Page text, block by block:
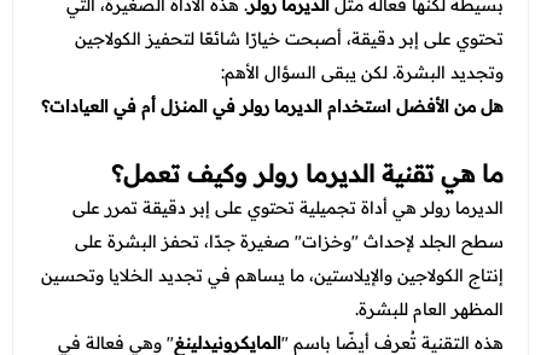
عروض العناية بالشعر
عروض الرجال
عروض جراحات التجميل
عروض قسم الطوارئ
عروض المختبر
عروض الاشعة
عروض الباطنة
عروض العظام
عروض الانف والاذن والحنجرة
بسيطة لكنها فعالة مثلالديرما رولر. هذه الأداة الصغيرة، التي
تحتوي على إبر دقيقة، أصبحت خيارًا شائعًا لتحفيز الكولاجين
وتجديد البشرة. لكن يبقى السؤال الأهم:
هل من الأفضل استخدام الديرما رولر في المنزل أم في العيادات؟
ما هي تقنية الديرما رولر وكيف تعمل؟
الديرما رولر هي أداة تجميلية تحتوي على إبر دقيقة تمرر على
سطح الجلد لإحداث "وخزات" صغيرة جدًا، تحفز البشرة على
إنتاج الكولاجين والإيلاستين، ما يساهم في تجديد الخلايا وتحسين
المظهر العام للبشرة.
هذه التقنية تُعرف أيضًا باسم "المايكرونيدلينغ" وهي فعالة في